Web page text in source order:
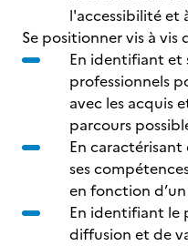
l'accessibilité et
Se positionner vis à vis
En identifiant et
professionnels
avec les acquis
parcours
En
ses
en fonction
En identifiant le
diffusion et de